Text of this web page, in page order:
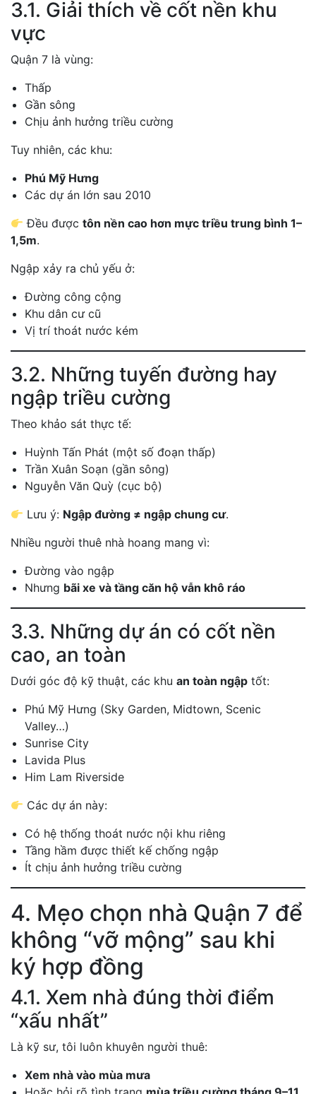
3.1. Giải thích về cốt nền khu
vực
Quận 7 là vùng:
Thấp
Gần sông
Chịu ảnh hưởng triều cường
Tuy nhiên, các khu:
Phú Mỹ Hưng
Các dự án lớn sau 2010
Đều đượctôn nền cao hơn mực triều trung bình 1–
1,5m.
Ngập xảy ra chủ yếu ở:
Đường công cộng
Khu dân cư cũ
Vị trí thoát nước kém
3.2. Những tuyến đường hay
ngập triều cường
Theo khảo sát thực tế:
Huỳnh Tấn Phát (một số đoạn thấp)
Trần Xuân Soạn (gần sông)
Nguyễn Văn Quỳ (cục bộ)
Lưu ý: Ngập đường ≠ ngập chung cư.
Nhiều người thuê nhà hoang mang vì:
Đường vào ngập
Nhưng bãi xe và tầng căn hộ vẫn khô ráo
3.3. Những dự án có cốt nền
cao, an toàn
Dưới góc độ kỹ thuật, các khu an toàn ngập tốt:
Phú Mỹ Hưng (Sky Garden, Midtown, Scenic
Valley…)
Sunrise City
Lavida Plus
Him Lam Riverside
Các dự án này:
Có hệ thống thoát nước nội khu riêng
Tầng hầm được thiết kế chống ngập
Ít chịu ảnh hưởng triều cường
4. Mẹo chọn nhà Quận 7 để
không “vỡ mộng” sau khi
ký hợp đồng
4.1. Xem nhà đúng thời điểm
“xấu nhất”
Là kỹ sư, tôi luôn khuyên người thuê:
Xem nhà vào mùa mưa